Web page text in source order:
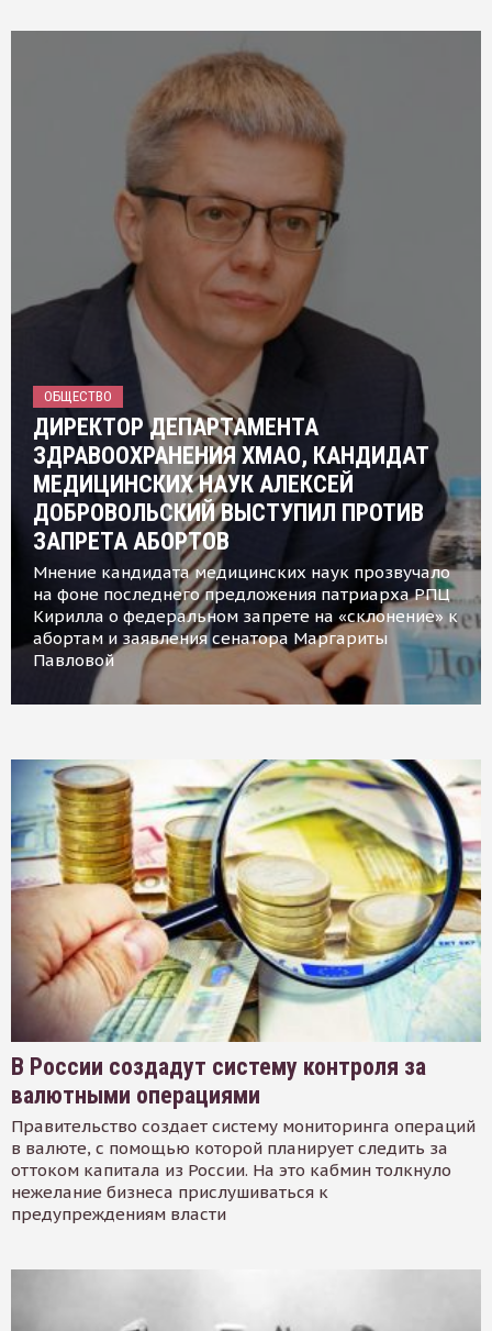
ОБЩЕСТВО
ДИРЕКТОР ДЕПАРТАМЕНТА
ЗДРАВООХРАНЕНИЯ ХМАО, КАНДИДАТ
МЕДИЦИНСКИХ НАУК АЛЕКСЕЙ
ДОБРОВОЛЬСКИЙ ВЫСТУПИЛ ПРОТИВ
ЗАПРЕТА АБОРТОВ
Мнение кандидата медицинских наук прозвучало
на фоне последнего предложения патриарха РПЦ
Кирилла о федеральном запрете на «склонение» к
абортам и заявления сенатора Маргариты
Павловой
В России создадут систему контроля за
валютными операциями
Правительство создает систему мониторинга операций
в валюте, с помощью которой планирует следить за
оттоком капитала из России. На это кабмин толкнуло
нежелание бизнеса прислушиваться к
предупреждениям власти